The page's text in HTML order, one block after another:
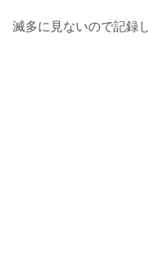
滅多に見ないので記録